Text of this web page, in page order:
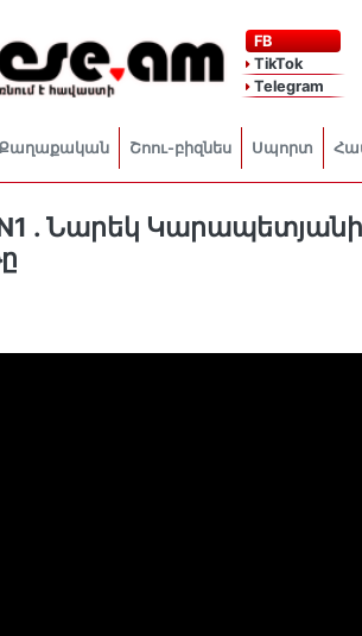
FB
TikTok
Telegram
Շոու-բիզնես Սպորտ
. Նարեկ Կարապետյանի